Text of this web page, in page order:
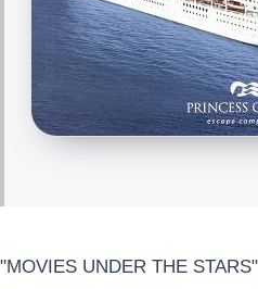
"MOVIES UNDER THE